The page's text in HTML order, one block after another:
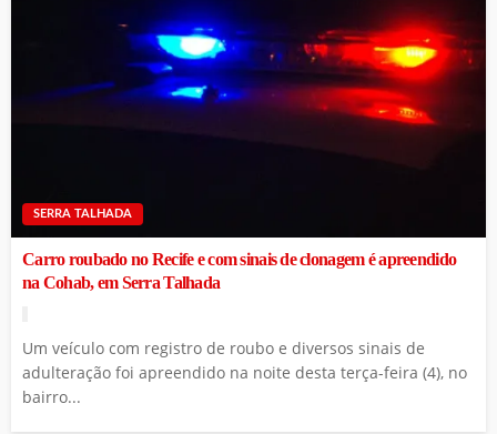
SERRA TALHADA
Carro roubado no Recife e com sinais de clonagem é apreendido
na Cohab, em Serra Talhada
Um veículo com registro de roubo e diversos sinais de
adulteração foi apreendido na noite desta terça-feira (4), no
bairro...